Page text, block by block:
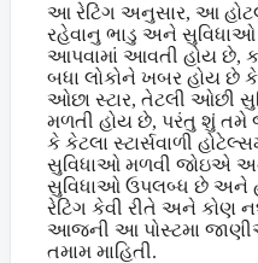
આ રેટિંગ અનુસાર, આ
રહેવાનુ ભાડુ અને
આપવામાં આવતી હોય છે,
બધા લોકોને ખબર હોય છે
ઓછા સ્ટાર, તેટલી ઓછી
મળતી હોય છે, પરંતુ શું તમે
કે કેટલા સ્ટાર્સવાળી
સુવિધાઓ મળવી જોઇએ
સુવિધાઓ ઉપલબ્ધ છે અને
રેટિંગ કેવી રીતે અને કોણ
આજની આ પોસ્ટમા
તમામ માહિતી.